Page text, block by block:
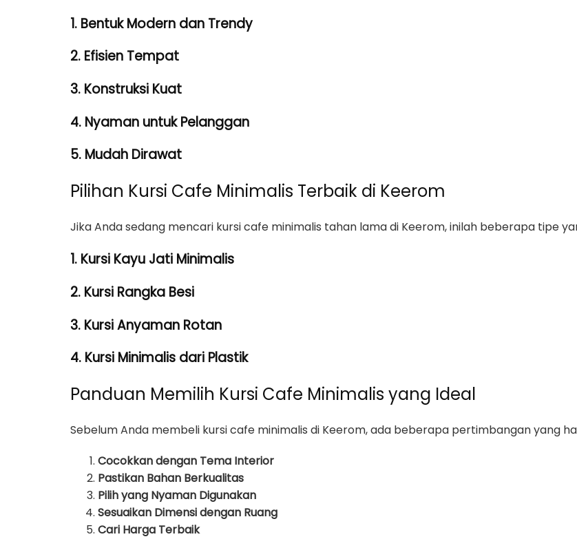
1. Bentuk Modern dan Trendy
2. Efisien Tempat
3. Konstruksi Kuat
4. Nyaman untuk Pelanggan
5. Mudah Dirawat
Pilihan Kursi Cafe Minimalis Terbaik di Keerom
Jika Anda sedang mencari kursi cafe minimalis tahan lama di Keerom, inilah beberapa tipe
1. Kursi Kayu Jati Minimalis
2. Kursi Rangka Besi
3. Kursi Anyaman Rotan
4. Kursi Minimalis dari Plastik
Panduan Memilih Kursi Cafe Minimalis yang Ideal
Sebelum Anda membeli kursi cafe minimalis di Keerom, ada beberapa pertimbangan yang
Cocokkan dengan Tema Interior
Pastikan Bahan Berkualitas
Pilih yang Nyaman Digunakan
Sesuaikan Dimensi dengan Ruang
Cari Harga Terbaik